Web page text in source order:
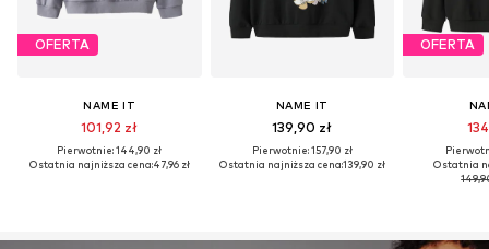
OFERTA
NAME IT
101,92 zł
Pierwotnie: 144,90 zł
Ostatnia najniższa cena:47,96 zł
NAME IT
139,90 zł
Pierwotnie: 157,90 zł
Ostatnia najniższa cena:139,90 zł
OFERTA
Ostatnia